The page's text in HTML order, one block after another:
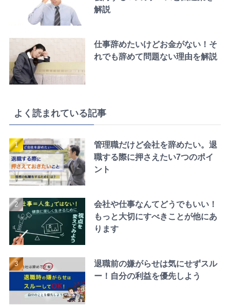
解説
仕事辞めたいけどお金がない！そ
れでも辞めて問題ない理由を解説
よく読まれている記事
管理職だけど会社を辞めたい。退
職する際に押さえたい7つのポイ
ント
会社や仕事なんてどうでもいい！
もっと大切にすべきことが他にあ
ります
退職前の嫌がらせは気にせずスル
ー！自分の利益を優先しよう